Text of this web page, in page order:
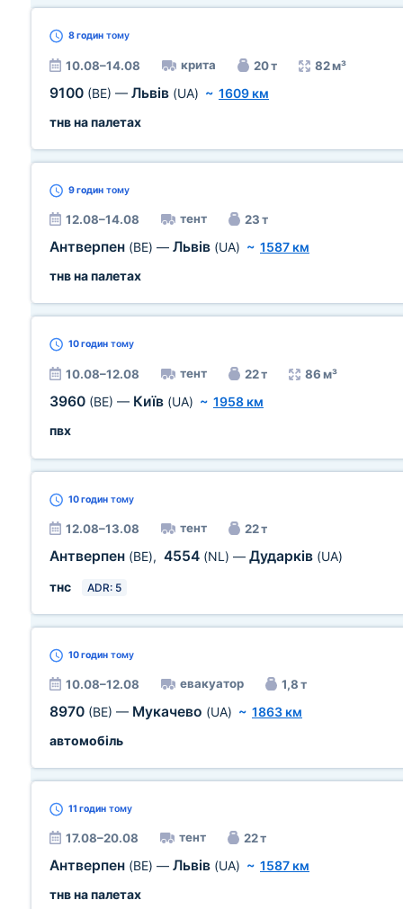
8 годин тому
10.08–14.08 крита 20 т 82 м³
9100 (BE) — Львів (UA) ~ 1609 км
тнв на палетах
9 годин тому
12.08–14.08 тент 23 т
Антверпен (BE) — Львів (UA) ~ 1587 км
тнв на палетах
10 годин тому
10.08–12.08 тент 22 т 86 м³
3960 (BE) — Київ (UA) ~ 1958 км
пвх
10 годин тому
12.08–13.08 тент 22 т
Антверпен (BE), 4554 (NL) — Дударків (UA)
тнс
ADR: 5
10 годин тому
10.08–12.08 евакуатор 1,8 т
8970 (BE) — Мукачево (UA) ~ 1863 км
автомобіль
11 годин тому
17.08–20.08 тент 22 т
Антверпен (BE) — Львів (UA) ~ 1587 км
тнв на палетах